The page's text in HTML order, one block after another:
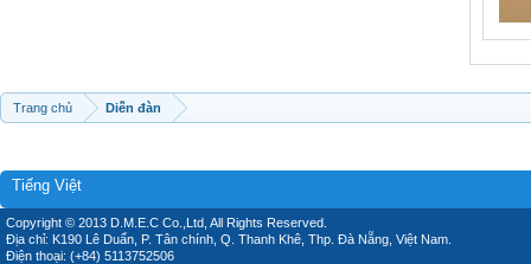
Trang chủ Diễn đàn
Tiếng Việt
Copyright © 2013 D.M.E.C Co.,Ltd, All Rights Reserved.
Địa chỉ: K190 Lê Duẩn, P. Tân chính, Q. Thanh Khê, Thp. Đà Nẵng, Việt Nam.
Điện thoại: (+84) 5113752506